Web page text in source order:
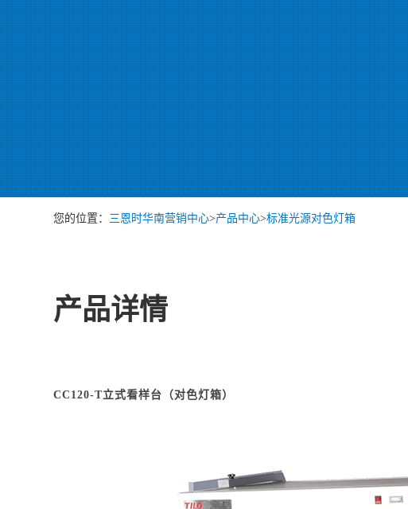
您的位置： 三恩时华南营销中心>产品中心>标准光源对色灯箱
产品详情
CC120-T立式看样台（对色灯箱）